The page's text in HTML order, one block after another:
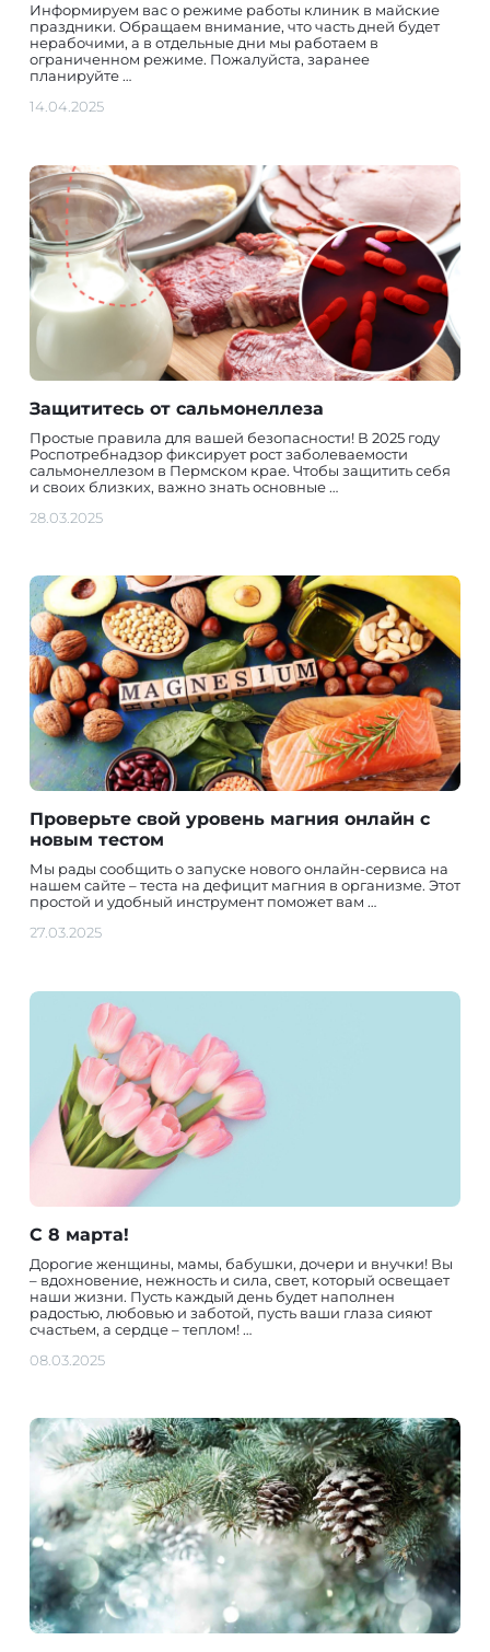
Информируем вас о режиме работы клиник в майские
праздники. Обращаем внимание, что часть дней будет
нерабочими, а в отдельные дни мы работаем в
ограниченном режиме. Пожалуйста, заранее
планируйте …
14.04.2025
Защититесь от сальмонеллеза
Простые правила для вашей безопасности! В 2025 году
Роспотребнадзор фиксирует рост заболеваемости
сальмонеллезом в Пермском крае. Чтобы защитить себя
и своих близких, важно знать основные …
28.03.2025
Проверьте свой уровень магния онлайн с
новым тестом
Мы рады сообщить о запуске нового онлайн-сервиса на
нашем сайте – теста на дефицит магния в организме. Этот
простой и удобный инструмент поможет вам …
27.03.2025
С 8 марта!
Дорогие женщины, мамы, бабушки, дочери и внучки! Вы
– вдохновение, нежность и сила, свет, который освещает
наши жизни. Пусть каждый день будет наполнен
радостью, любовью и заботой, пусть ваши глаза сияют
счастьем, а сердце – теплом! …
08.03.2025